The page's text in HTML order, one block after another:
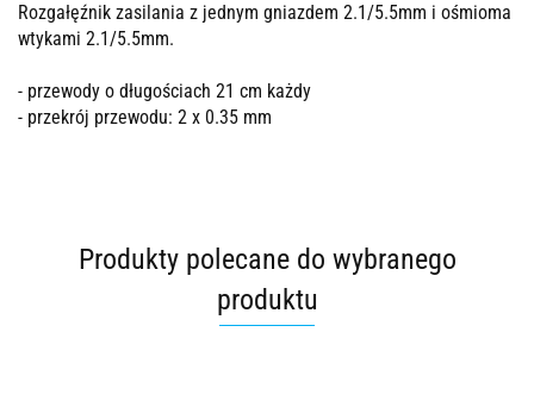
Rozgałęźnik zasilania z jednym gniazdem 2.1/5.5mm i ośmioma
wtykami 2.1/5.5mm.
- przewody o długościach 21 cm każdy
- przekrój przewodu: 2 x 0.35 mm
Produkty polecane do wybranego
produktu